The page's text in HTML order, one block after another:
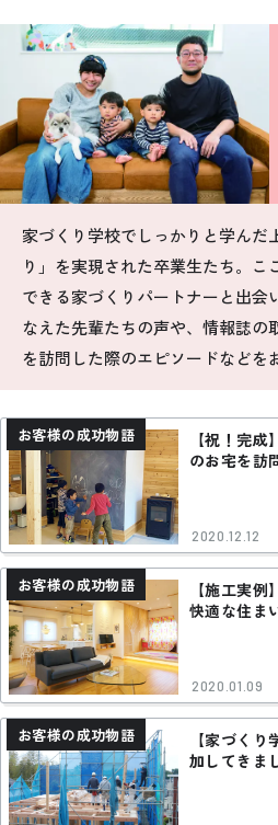
ホーム
家づくり学校とは
お悩み・相談事例
よくある質問
ご利用者の声・実例
お役立ち情報
YOUTUBE
プライバシーポリシー
家づくり学校でしっかりと学んだ
り」を実現された卒業生たち。こ
できる家づくりパートナーと出会
なえた先輩たちの声や、情報誌の
を訪問した際のエピソードなどを
お客様の成功物語
【祝！完
のお宅を訪
2020.12.12
お客様の成功物語
【施工実
快適な住ま
2020.01.09
お客様の成功物語
【家づく
加してきま